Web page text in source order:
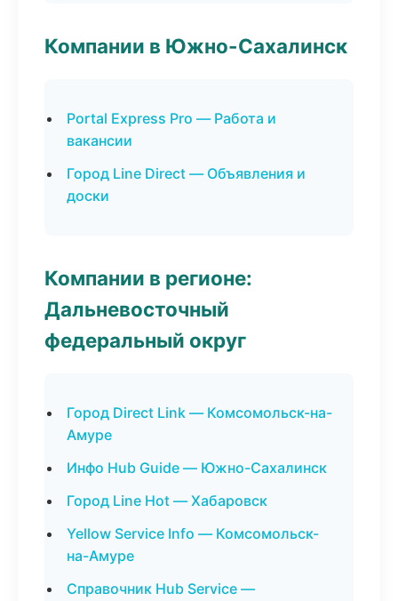
Компании в Южно-Сахалинск
Portal Express Pro — Работа и
вакансии
Город Line Direct — Объявления и
доски
Компании в регионе:
Дальневосточный
федеральный округ
Город Direct Link — Комсомольск-на-
Амуре
Инфо Hub Guide — Южно-Сахалинск
Город Line Hot — Хабаровск
Yellow Service Info — Комсомольск-
на-Амуре
Справочник Hub Service —